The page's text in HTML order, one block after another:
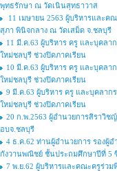
พุทธรักษา ณ วัดเนินสุทธาวาส
11 เมษายน 2563 ผู้บริหารและ
สุภา พินิจกลาง ณ วัดเสม็ด จ.ชลบุรี
11 มี.ค.63 ผู้บริหาร ครู และบุคล
ใหม่ชลบุรี ช่วงปิดภาคเรียน
10 มี.ค.63 ผู้บริหาร ครู และบุคล
ใหม่ชลบุรี ช่วงปิดภาคเรียน
9 มี.ค.63 ผู้บริหาร ครู และบุคลา
ใหม่ชลบุรี ช่วงปิดภาคเรียน
20 ก.พ.2563 ผู้อำนวยการสิราวิ
อบจ.ชลบุรี
4 ธ.ค.62 ท่านผู้อำนวยการ รองผู้
กังวานพณิชย์ ชั้นประถมศึกษาปีที่ 5
7 พ.ย.62 ผู้บริหารและคณะครูร่วม